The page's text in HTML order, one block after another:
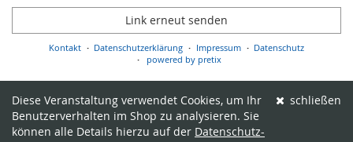
Link erneut senden
Kontakt Datenschutzerklärung Impressum
Datenschutz
powered by pretix
schließen
Diese Veranstaltung verwendet Cookies, um Ihr
Benutzerverhalten im Shop zu analysieren. Sie
können alle Details hierzu auf der Datenschutz-